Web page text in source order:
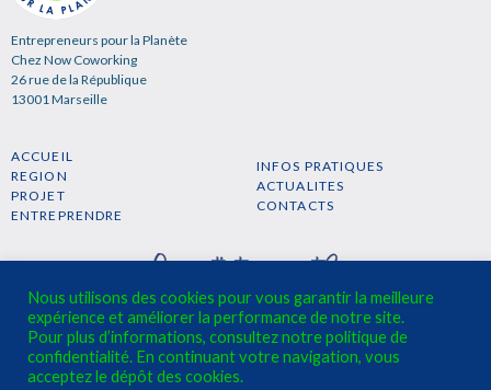
Entrepreneurs pour la Planète
Chez Now Coworking
26 rue de la République
13001 Marseille
ACCUEIL
REGION
PROJET
ENTREPRENDRE
INFOS PRATIQUES
ACTUALITES
CONTACTS
S'INSCRIRE A LA NEWSLETTER →
Nous utilisons des cookies pour vous garantir la meilleure
expérience et améliorer la performance de notre site.
Pour plus d’informations, consultez notre politique de
confidentialité. En continuant votre navigation, vous
acceptez le dépôt des cookies.